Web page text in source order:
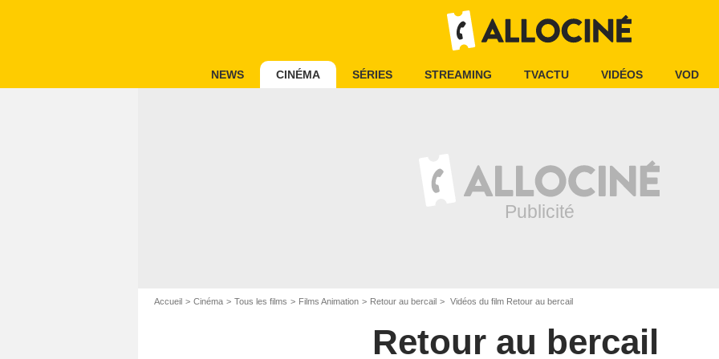
NEWS CINÉMA SÉRIES STREAMING TVACTU VIDÉOS VOD
Accueil Cinéma Tous les films Films Animation Retour au bercail Vidéos du film Retour au bercail
Retour au bercail